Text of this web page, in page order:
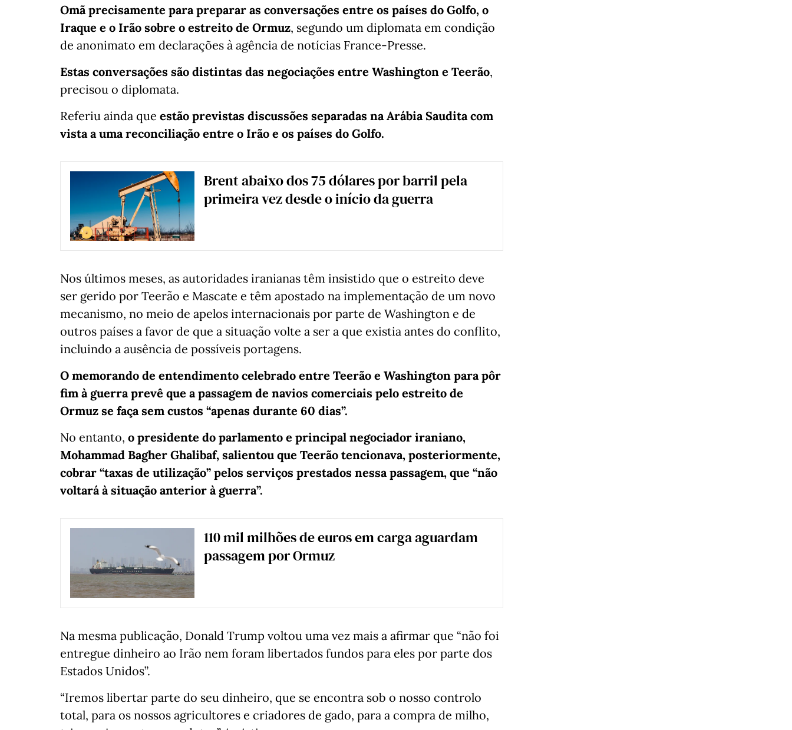
Omã precisamente para preparar as conversações entre os países do Golfo, o
Iraque e o Irão sobre o estreito de Ormuz, segundo um diplomata em condição
de anonimato em declarações à agência de notícias France-Presse.
Estas conversações são distintas das negociações entre Washington e Teerão,
precisou o diplomata.
Referiu ainda que estão previstas discussões separadas na Arábia Saudita com
vista a uma reconciliação entre o Irão e os países do Golfo.
Brent abaixo dos 75 dólares por barril pela
primeira vez desde o início da guerra
Nos últimos meses, as autoridades iranianas têm insistido que o estreito deve
ser gerido por Teerão e Mascate e têm apostado na implementação de um novo
mecanismo, no meio de apelos internacionais por parte de Washington e de
outros países a favor de que a situação volte a ser a que existia antes do conflito,
incluindo a ausência de possíveis portagens.
O memorando de entendimento celebrado entre Teerão e Washington para pôr
fim à guerra prevê que a passagem de navios comerciais pelo estreito de
Ormuz se faça sem custos “apenas durante 60 dias”.
No entanto, o presidente do parlamento e principal negociador iraniano,
Mohammad Bagher Ghalibaf, salientou que Teerão tencionava, posteriormente,
cobrar “taxas de utilização” pelos serviços prestados nessa passagem, que “não
voltará à situação anterior à guerra”.
110 mil milhões de euros em carga aguardam
passagem por Ormuz
Na mesma publicação, Donald Trump voltou uma vez mais a afirmar que “não foi
entregue dinheiro ao Irão nem foram libertados fundos para eles por parte dos
Estados Unidos”.
“Iremos libertar parte do seu dinheiro, que se encontra sob o nosso controlo
total, para os nossos agricultores e criadores de gado, para a compra de milho,